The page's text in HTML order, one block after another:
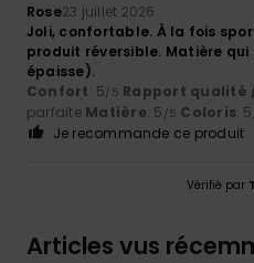
Rose23 juillet 2026
Joli, confortable. À la fois
produit réversible. Matière
épaisse).
Confort: 5/5 Rapport qualité
parfaite Matière: 5 /5 Coloris: 5
Je recommande ce produit
Vérifié par
Articles vus